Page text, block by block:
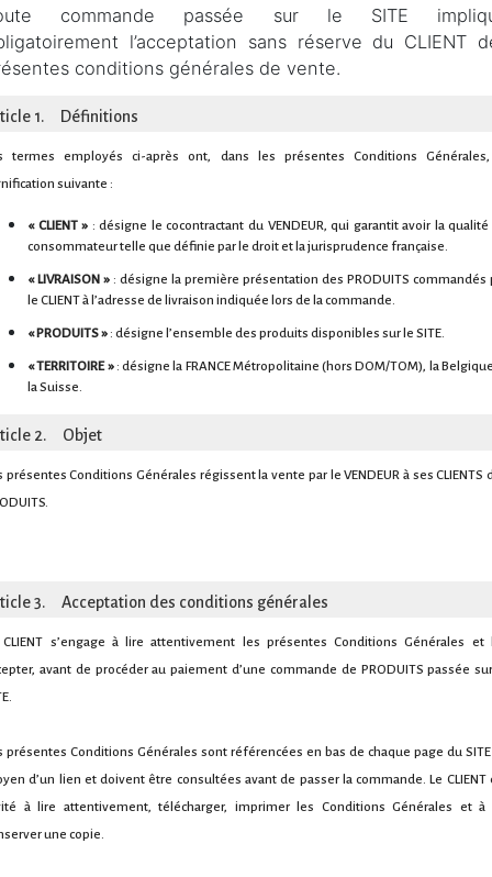
commande passée sur le SITE
l’acceptation sans réserve du CLIENT
conditions générales de vente.
1. Définitions
termes employés ci-après ont, dans les présentes Conditions
suivante :
« CLIENT » : désigne le cocontractant du VENDEUR, qui garantit avoir la
consommateur telle que définie par le droit et la jurisprudence française.
« LIVRAISON » : désigne la première présentation des PRODUITS commandés
le CLIENT à l’adresse de livraison indiquée lors de la commande.
« PRODUITS » : désigne l’ensemble des produits disponibles sur le SITE.
« TERRITOIRE »: désigne la FRANCE Métropolitaine (hors DOM/TOM), la
la Suisse.
2. Objet
présentes Conditions Générales régissent la vente par le VENDEUR à ses CLIENTS
3. Acceptation des conditions générales
CLIENT s’engage à lire attentivement les présentes Conditions Générales et
avant de procéder au paiement d’une commande de PRODUITS passée
présentes Conditions Générales sont référencées en bas de chaque page du
d’un lien et doivent être consultées avant de passer la commande. Le CLIENT
à lire attentivement, télécharger, imprimer les Conditions Générales et à
une copie.